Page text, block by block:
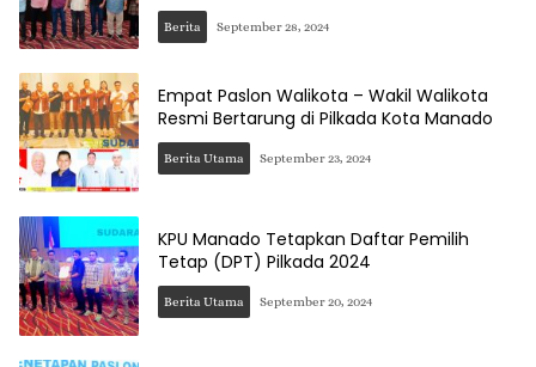
Berita September 28, 2024
Empat Paslon Walikota – Wakil Walikota
Resmi Bertarung di Pilkada Kota Manado
Berita Utama September 23, 2024
KPU Manado Tetapkan Daftar Pemilih
Tetap (DPT) Pilkada 2024
Berita Utama September 20, 2024